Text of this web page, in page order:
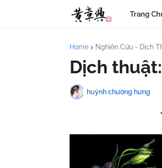
Trang
Home Nghiên Cứu - Dịch
Dịch
huỳnh chương hưng